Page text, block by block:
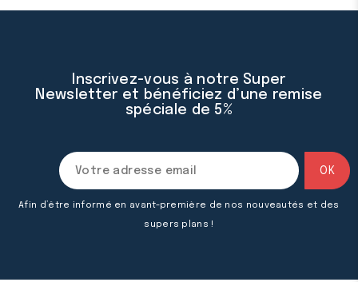
Inscrivez-vous à notre Super
Newsletter et bénéficiez d’une remise
spéciale de 5%
Afin d’être informé en avant-première de nos nouveautés et des
supers plans !